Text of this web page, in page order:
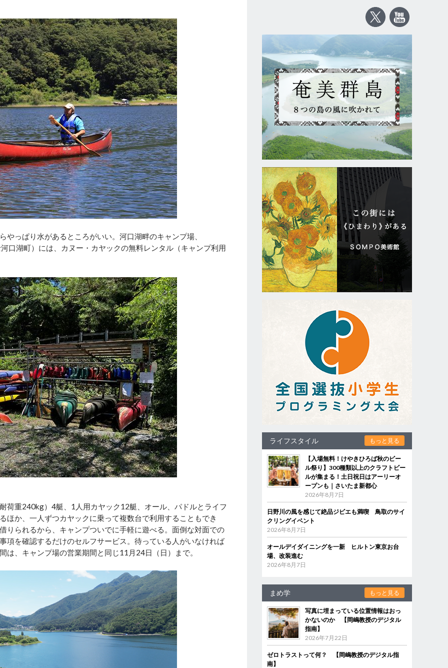
っぱり水があるところがいい。河口湖畔のキャンプ場、
口湖町）には、カヌー・カヤックの無料レンタル（キャンプ利用
重240kg）4艇、1人用カヤック12艇、オール、パドルとライフ
ほか、一人ずつカヤックに乗って複数台で利用することもでき
りられるから、キャンプついでに手軽に遊べる。面倒な対面での
項を確認するだけのセルフサービス。待っている人がいなければ
、キャンプ場の営業期間と同じ11月24日（日）まで。
ライフスタイル もっと見る
【入場無料！けやきひろば秋のビー
ル祭り】300種類以上のクラフトビー
ルが集まる！土日祝日はアーリーオ
ープンも｜さいたま新都心
2026年8月7日
日野川の風を感じて絶品ジビエも満喫 鳥取のサイ
クリングイベント
2026年8月7日
オールデイダイニングを一新 ヒルトン東京お台
場、改装進む
2026年8月7日
まめ学 もっと見る
写真に埋まっている位置情報はおっ
かないのか 【岡嶋教授のデジタル
指南】
2026年7月22日
ゼロトラストって何？ 【岡嶋教授のデジタル指
南】